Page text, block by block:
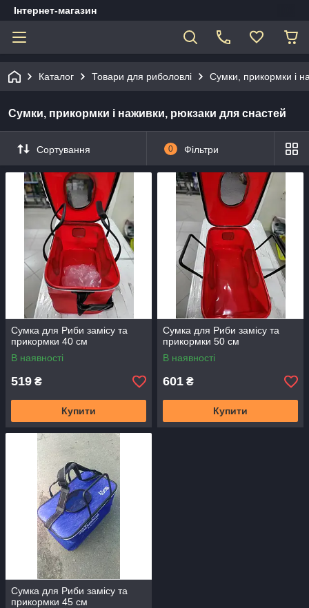
Інтернет-магазин
Каталог Товари для риболовлі Сумки, прикормки і
Сумки, прикормки і наживки, рюкзаки для снастей
Сортування 0 Фільтри
Сумка для Риби замісу та
прикормки 40 см
В наявності
519 ₴
Купити
Сумка для Риби замісу та
прикормки 50 см
В наявності
601 ₴
Купити
Сумка для Риби замісу та
прикормки 45 см